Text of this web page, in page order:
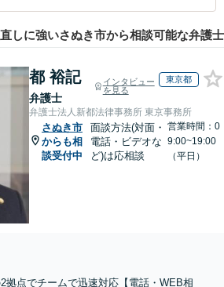
しに強いさぬき市から相談可能な弁護士
都 裕記
弁護士
インタビュー
を見る
東京都
弁護士法人新都法律事務所 東京事務所
さぬき市
からも相
談受付中
面談方法(対面・
電話・ビデオな
ど)は応相談
営業時間：0
9:00~19:00
（平日）
拠点でチームで迅速対応【電話・WEB相